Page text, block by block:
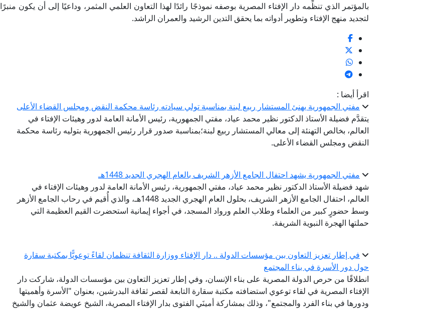
بالمؤتمر الذي تنظِّمه دار الإفتاء المصرية بوصفه نموذجًا رائدًا لهذا التعاون العلمي المثمر، وداعيًا إلى أن يكون منبرًا
لتجديد منهج الإفتاء وتطوير أدواته بما يحقق التدين الرشيد والعمران الراشد.
اقرأ أيضا :
مفتي الجمهورية يهنئ المستشار ربيع لبنة بمناسبة تولي سيادته رئاسة محكمة النقض ومجلس القضاء الأعلى
يتقدَّم فضيلة الأستاذ الدكتور نظير محمد عياد، مفتي الجمهورية، رئيس الأمانة العامة لدور وهيئات الإفتاء في
العالم، بخالص التهنئة إلى معالي المستشار ربيع لبنة؛بمناسبة صدور قرار رئيس الجمهورية بتوليه رئاسة محكمة
النقض ومجلس القضاء الأعلى.
مفتي الجمهورية يشهد احتفال الجامع الأزهر الشريف بالعام الهجري الجديد 1448هـ
شهد فضيلة الأستاذ الدكتور نظير محمد عياد، مفتي الجمهورية، رئيس الأمانة العامة لدور وهيئات الإفتاء في
العالم، احتفال الجامع الأزهر الشريف، بحلول العام الهجري الجديد 1448هـ، والذي أُقيم في رحاب الجامع الأزهر
وسط حضورٍ كبير من العلماء وطلاب العلم ورواد المسجد، في أجواء إيمانية استحضرت القيم العظيمة التي
حملتها الهجرة النبوية الشريفة.
في إطار تعزيز التعاون بين مؤسسات الدولة .. دار الإفتاء ووزارة الثقافة تنظمان لقاءً توعويًّا بمكتبة سقارة
حول دور الأسرة في بناء المجتمع
انطلاقًا من حرص الدولة المصرية على بناء الإنسان، وفي إطار تعزيز التعاون بين مؤسسات الدولة، شاركت دار
الإفتاء المصرية في لقاء توعوي استضافته مكتبة سقارة التابعة لقصر ثقافة البدرشين، بعنوان "الأسرة وأهميتها
ودورها في بناء الفرد والمجتمع"، وذلك بمشاركة أمينَي الفتوى بدار الإفتاء المصرية، الشيخ عويضة عثمان والشيخ